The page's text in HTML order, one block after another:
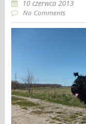
10 czerwca 2013
No Comments